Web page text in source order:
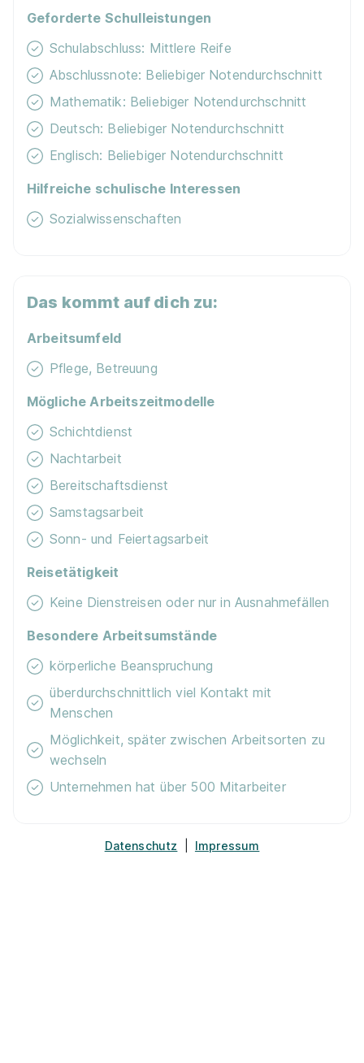
01.04.2027
33615 Bielefeld
Schnellbewerbung
59065 Hamm
Ausbildung zur Pflegefachmann/frau
TRAINING SCHULEN gGmbH
01.10.2026
Schnellbewerbung
Ausbildung zum/zur Pflegefachmann:frau maxQ.
im bfw – Unternehmen für Bildung
01.08.2027
Geforderte Schulleistungen
Schulabschluss: Mittlere Reife
Abschlussnote: Beliebiger Notendurchschnitt
Mathematik: Beliebiger Notendurchschnitt
Deutsch: Beliebiger Notendurchschnitt
Englisch: Beliebiger Notendurchschnitt
Hilfreiche schulische Interessen
Sozialwissenschaften
Das kommt auf dich zu:
Arbeitsumfeld
Pflege, Betreuung
Mögliche Arbeitszeitmodelle
Schichtdienst
Nachtarbeit
Bereitschaftsdienst
Samstagsarbeit
Sonn- und Feiertagsarbeit
Reisetätigkeit
Keine Dienstreisen oder nur in Ausnahmefällen
Besondere Arbeitsumstände
körperliche Beanspruchung
überdurchschnittlich viel Kontakt mit
Menschen
Möglichkeit, später zwischen Arbeitsorten zu
wechseln
Unternehmen hat über 500 Mitarbeiter
Datenschutz Impressum